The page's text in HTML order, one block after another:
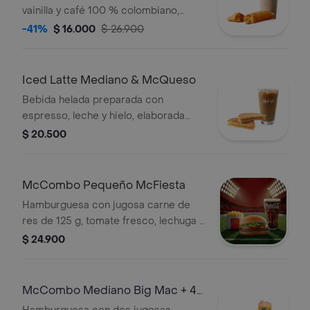
vainilla y café 100 % colombiano,
acompañada de pastel relleno de
-41% $ 16.000 $ 26.900
Iced Latte Mediano & McQueso
Bebida helada preparada con
espresso, leche y hielo, elaborada
con café 100 % colombiano,
$ 20.500
McCombo Pequeño McFiesta
Hamburguesa con jugosa carne de
res de 125 g, tomate fresco, lechuga y
salsa de tomate, en pan suave sin
elección.
$ 24.900
McCombo Mediano Big Mac + 4